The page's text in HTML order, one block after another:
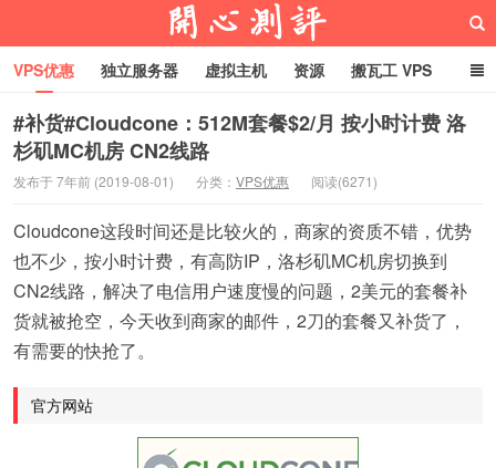
开心VPS测评
VPS优惠 独立服务器 虚拟主机 资源 搬瓦工 VPS
折腾VPS 真实测评 Hostloc趣闻 域名
RackNerd促销套餐
#补货#Cloudcone：512M套餐$2/月 按小时计费 洛
杉矶MC机房 CN2线路
发布于 7年前 (2019-08-01) 分类： VPS优惠 阅读(6271)
Cloudcone这段时间还是比较火的，商家的资质不错，优势
也不少，按小时计费，有高防IP，洛杉矶MC机房切换到
CN2线路，解决了电信用户速度慢的问题，2美元的套餐补
货就被抢空，今天收到商家的邮件，2刀的套餐又补货了，
有需要的快抢了。
官方网站